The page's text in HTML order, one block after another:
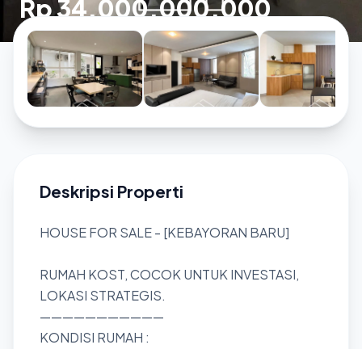
Rp 34.000.000.000
Deskripsi Properti
HOUSE FOR SALE - [KEBAYORAN BARU]
RUMAH KOST, COCOK UNTUK INVESTASI,
LOKASI STRATEGIS.
———————————
KONDISI RUMAH :